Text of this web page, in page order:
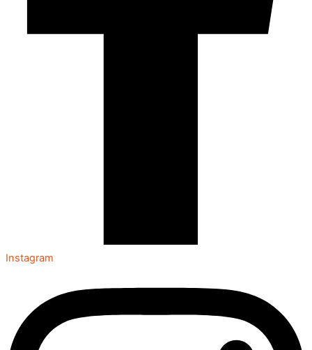
Instagram